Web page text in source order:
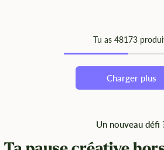
Tu as 48173
Charger plus
Un nouveau défi